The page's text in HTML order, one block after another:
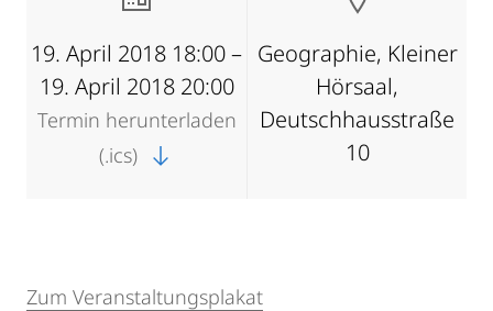
19. April 2018 18:00 –
19. April 2018 20:00
Termin herunterladen
(.ics)
Geographie, Kleiner
Hörsaal,
Deutschhausstraße
10
Zum Veranstaltungsplakat